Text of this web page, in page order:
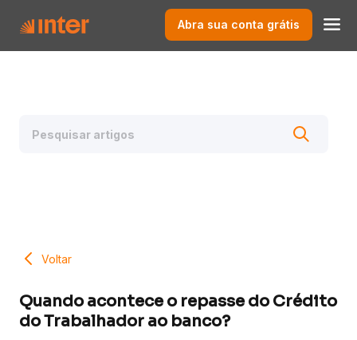
Abra sua conta grátis
Voltar
Quando acontece o repasse do Crédito
do Trabalhador ao banco?